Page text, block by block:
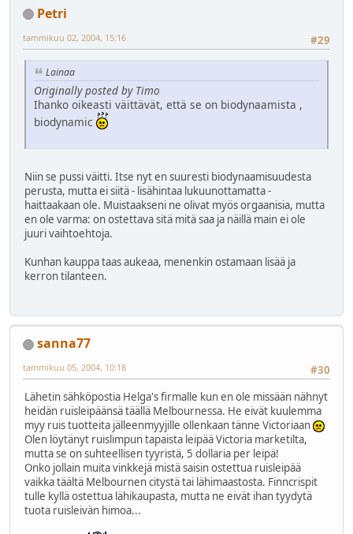
Petri
#29
tammikuu 02, 2004, 15:16
Lainaa
Originally posted by Timo
Ihanko oikeasti väittävät, että se on biodynaamista ,
biodynamic
Niin se pussi väitti. Itse nyt en suuresti biodynaamisuudesta
perusta, mutta ei siitä - lisähintaa lukuunottamatta -
haittaakaan ole. Muistaakseni ne olivat myös orgaanisia, mutta
en ole varma: on ostettava sitä mitä saa ja näillä main ei ole
juuri vaihtoehtoja.
Kunhan kauppa taas aukeaa, menenkin ostamaan lisää ja
kerron tilanteen.
sanna77
#30
tammikuu 05, 2004, 10:18
Lähetin sähköpostia Helga's firmalle kun en ole missään nähnyt
heidän ruisleipäänsä täällä Melbournessa. He eivät kuulemma
myy ruis tuotteita jälleenmyyjille ollenkaan tänne Victoriaan
Olen löytänyt ruislimpun tapaista leipää Victoria marketilta,
mutta se on suhteellisen tyyristä, 5 dollaria per leipä!
Onko jollain muita vinkkejä mistä saisin ostettua ruisleipää
vaikka täältä Melbournen citystä tai lähimaastosta. Finncrispit
tulle kyllä ostettua lähikaupasta, mutta ne eivät ihan tyydytä
tuota ruisleivän himoa...